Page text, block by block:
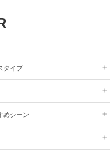
タイプ
めシーン